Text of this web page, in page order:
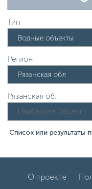
Тип
Водные объекты
Регион
Рязанская обл
Список или результаты
О проекте